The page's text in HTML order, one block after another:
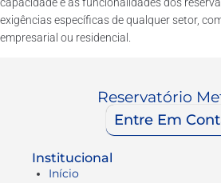
exigências específicas de qualquer setor,
empresarial ou residencial.
Reservatório
Entre Em
Institucional
Início